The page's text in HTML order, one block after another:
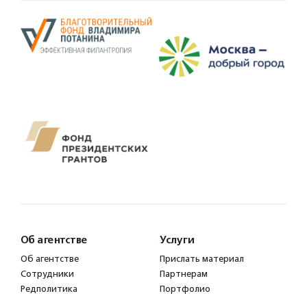
Об агентстве
Об агентстве
Сотрудники
Редполитика
Услуги
Прислать материал
Партнерам
Портфолио